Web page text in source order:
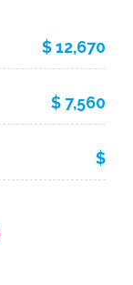
$ 12,670
$ 7,560
$